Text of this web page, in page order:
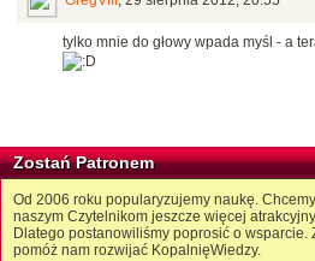
tylko mnie do głowy wpada myśl - a
Zostań Patronem
Od 2006 roku popularyzujemy naukę.
naszym Czytelnikom jeszcze więcej
Dlatego postanowiliśmy poprosić o wsparcie.
pomóż nam rozwijać KopalnięWiedzy.